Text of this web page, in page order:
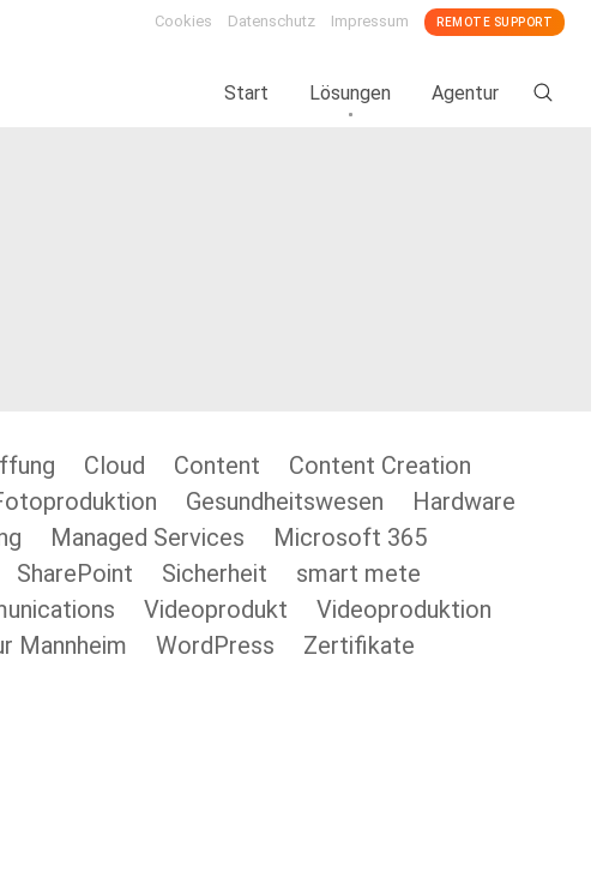
Cookies Datenschutz Impressum REMOTE SUPPORT
Start Lösungen Agentur
Cloud Content
Content Creation
Gesundheitswesen
Hardware
Managed Services
Microsoft 365
SharePoint Sicherheit
smart mete
Videoprodukt
Videoproduktion
Mannheim WordPress Zertifikate